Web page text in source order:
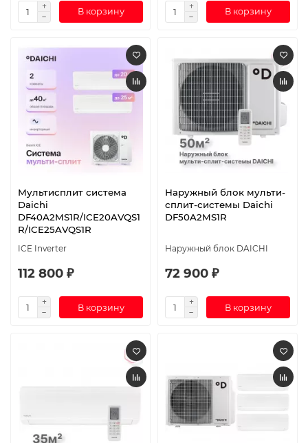
В корзину В корзину
Мультисплит система
Daichi
DF40A2MS1R/ICE20AVQS1
R/ICE25AVQS1R
ICE Inverter
112 800 ₽
В корзину
Наружный блок мульти-
сплит-системы Daichi
DF50A2MS1R
Наружный блок DAICHI
72 900 ₽
В корзину